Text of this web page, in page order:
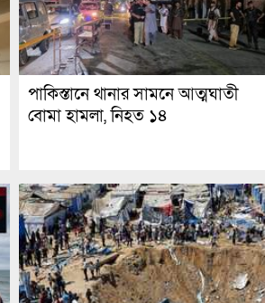
পাকিস্তানে থানার সামনে আত্মঘাতী
বোমা হামলা, নিহত ১৪